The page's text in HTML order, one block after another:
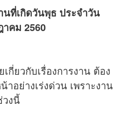
ที่เกิดวันพุธ ประจำวัน
คม 2560
กี่ยวกับเรื่องการงาน ต้อง
อย่างเร่งด่วน เพราะงาน
วงนี้